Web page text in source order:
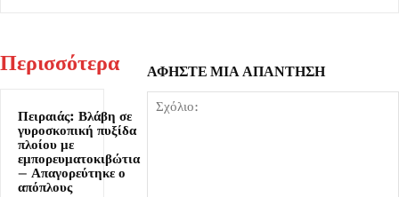
Περισσότερα
Πειραιάς: Βλάβη σε
γυροσκοπική πυξίδα
πλοίου με
εμπορευματοκιβώτια
– Απαγορεύτηκε ο
απόπλους
ΑΦΗΣΤΕ ΜΙΑ ΑΠΑΝΤΗΣΗ